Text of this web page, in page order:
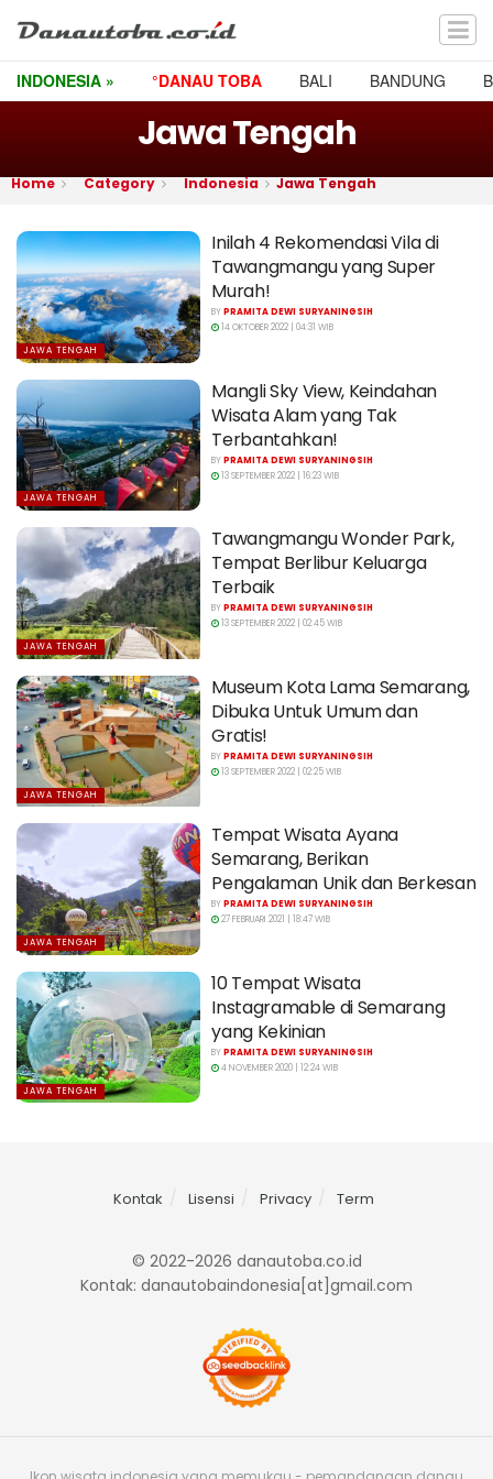
INDONESIA » °DANAU TOBA BALI BANDUNG
Jawa Tengah
Home Category Indonesia Jawa Tengah
JAWA TENGAH
Inilah 4 Rekomendasi Vila di
Tawangmangu yang Super
Murah!
BYPRAMITA DEWI SURYANINGSIH
14 OKTOBER 2022 | 04:31 WIB
JAWA TENGAH
Mangli Sky View, Keindahan
Wisata Alam yang Tak
Terbantahkan!
BYPRAMITA DEWI SURYANINGSIH
13 SEPTEMBER 2022 | 16:23 WIB
JAWA TENGAH
Tawangmangu Wonder Park,
Tempat Berlibur Keluarga
Terbaik
BYPRAMITA DEWI SURYANINGSIH
13 SEPTEMBER 2022 | 02:45 WIB
JAWA TENGAH
Museum Kota Lama Semarang,
Dibuka Untuk Umum dan
Gratis!
BYPRAMITA DEWI SURYANINGSIH
13 SEPTEMBER 2022 | 02:25 WIB
JAWA TENGAH
Tempat Wisata Ayana
Semarang, Berikan
Pengalaman Unik dan Berkesan
BYPRAMITA DEWI SURYANINGSIH
27 FEBRUARI 2021 | 18:47 WIB
JAWA TENGAH
10 Tempat Wisata
Instagramable di Semarang
yang Kekinian
BYPRAMITA DEWI SURYANINGSIH
4 NOVEMBER 2020 | 12:24 WIB
Kontak Lisensi Privacy Term
© 2022-2026 danautoba.co.id
Kontak: danautobaindonesia[at]gmail.com